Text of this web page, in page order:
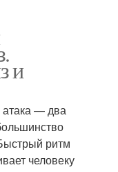
и
атака — два
ритм
человеку